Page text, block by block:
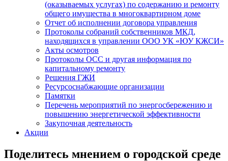
(оказываемых услугах) по содержанию и ремонту
общего имущества в многоквартирном доме
Отчет об исполнении договора управления
Протоколы собраний собственников МКД,
находящихся в управлении ООО УК «ЮУ КЖСИ»
Акты осмотров
Протоколы ОСС и другая информация по
капитальному ремонту
Решения ГЖИ
Ресурсоснабжающие организации
Памятки
Перечень мероприятий по энергосбережению и
повышению энергетической эффективности
Закупочная деятельность
Акции
Поделитесь мнением о городской среде